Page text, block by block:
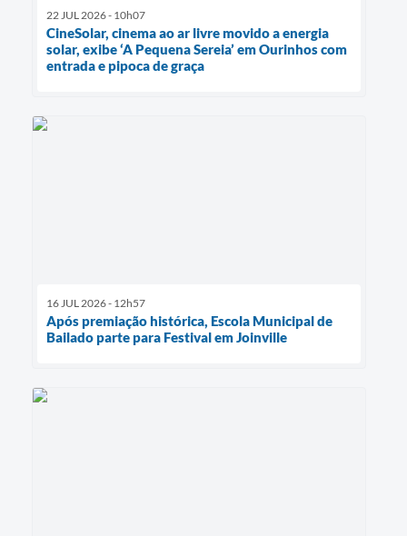
22 JUL 2026 - 10h07
CineSolar, cinema ao ar livre movido a energia
solar, exibe ‘A Pequena Sereia’ em Ourinhos com
entrada e pipoca de graça
16 JUL 2026 - 12h57
Após premiação histórica, Escola Municipal de
Bailado parte para Festival em Joinville